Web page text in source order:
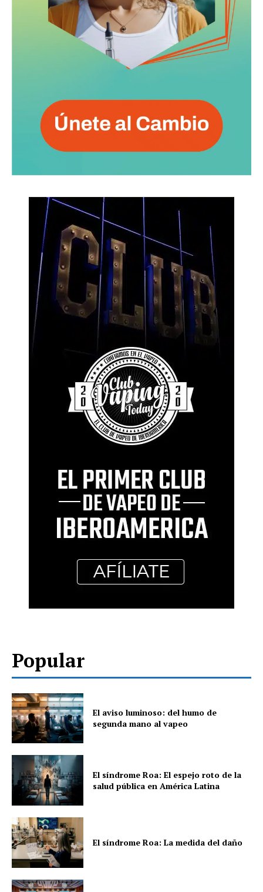
Popular
El aviso luminoso: del humo de
segunda mano al vapeo
El síndrome Roa: El espejo roto de la
salud pública en América Latina
El síndrome Roa: La medida del daño